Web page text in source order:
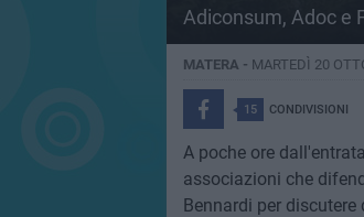
Adiconsum, Adoc e
MATERA - MARTEDÌ 20
15 CONDIVISIONI
A poche ore
associazioni che
Bennardi per